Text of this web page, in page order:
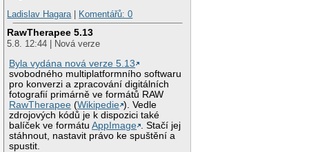
Ladislav Hagara| Komentářů: 0
RawTherapee 5.13
5.8. 12:44 | Nová verze
Byla vydána nová verze 5.13
svobodného multiplatformního softwaru
pro konverzi a zpracování digitálních
fotografií primárně ve formátů RAW
RawTherapee (Wikipedie ). Vedle
zdrojových kódů je k dispozici také
balíček ve formátuAppImage
. Stačí jej
stáhnout, nastavit právo ke spuštění a
spustit.